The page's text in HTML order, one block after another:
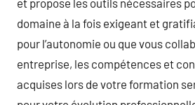
et propose les outils nécessaires
domaine à la fois exigeant et
pour l’autonomie ou que vous
entreprise, les compétences et
acquises lors de votre formation